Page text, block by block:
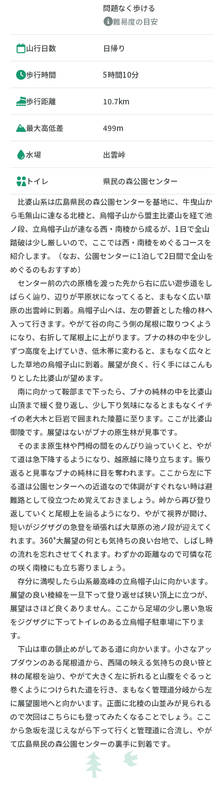
問題なく歩ける
難易度の目安
山行日数 日帰り
歩行時間 5時間10分
歩行距離 10.7km
最大高低差 499m
水場 出雲峠
トイレ
県民の森公園センター
比婆山系は広島県民の森公園センターを基地に、牛曳山か
ら毛無山に連なる北稜と、烏帽子山から盟主比婆山を経て池
ノ段、立烏帽子山が連なる西・南稜から成るが、1日で全山
踏破は少し厳しいので、ここでは西・南稜をめぐるコースを
紹介します。（なお、公園センターに1泊して2日間で全山を
めぐるのもおすすめ）
センター前の六の原橋を渡った先から右に広い遊歩道をし
ばらく辿り、辺りが平原状になってくると、まもなく広い草
原の出雲峠に到着。烏帽子山へは、左の鬱蒼とした檜の林へ
入って行きます。やがて谷の向こう側の尾根に取りつくよう
になり、右折して尾根上に上がります。ブナの林の中を少し
ずつ高度を上げていき、低木帯に変わると、まもなく広々と
した草地の烏帽子山に到着。展望が良く、行く手にはこんも
りとした比婆山が望めます。
南に向かって鞍部まで下ったら、ブナの純林の中を比婆山
山頂まで緩く登り返し、少し下り気味になるとまもなくイチ
イの老大木と巨岩で囲まれた陵墓に至ります。ここが比婆山
御陵です。展望はないがブナの原生林が見事です。
そのまま原生林や門栂の間をのんびり辿っていくと、やが
て道は急下降するようになり、越原越に降り立ちます。振り
返ると見事なブナの純林に目を奪われます。ここから左に下
る道は公園センターへの近道なので体調がすぐれない時は避
難路として役立つため覚えておきましょう。峠から再び登り
返していくと尾根上を辿るようになり、やがて視界が開け、
短いがジグザグの急登を頑張れば大草原の池ノ段が迎えてく
れます。360°大展望の何とも気持ちの良い台地で、しばし時
の流れを忘れさせてくれます。わずかの距離なので可憐な花
の咲く南稜にも立ち寄りましょう。
存分に満喫したら山系最高峰の立烏帽子山に向かいます。
展望の良い稜線を一旦下って登り返せば狭い頂上に立つが、
展望はさほど良くありません。ここから足場の少し悪い急坂
をジグザグに下ってトイレのある立烏帽子駐車場に下りま
す。
下山は車の鎖止めがしてある道に向かいます。小さなアッ
プダウンのある尾根道から、西陽の映える気持ちの良い笹と
林の尾根を辿り、やがて大きく左に折れると山腹をぐるっと
巻くようにつけられた道を行き、まもなく管理道分岐から左
に展望園地へと向かいます。正面に北稜の山並みが見られる
ので次回はこちらにも登ってみたくなることでしょう。ここ
から急坂を混じえながら下って行くと管理道に合流し、やが
て広島県民の森公園センターの裏手に到着です。